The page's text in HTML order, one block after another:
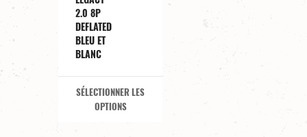
2.0 8P
DEFLATED
BLEU ET
BLANC
SÉLECTIONNER LES
OPTIONS